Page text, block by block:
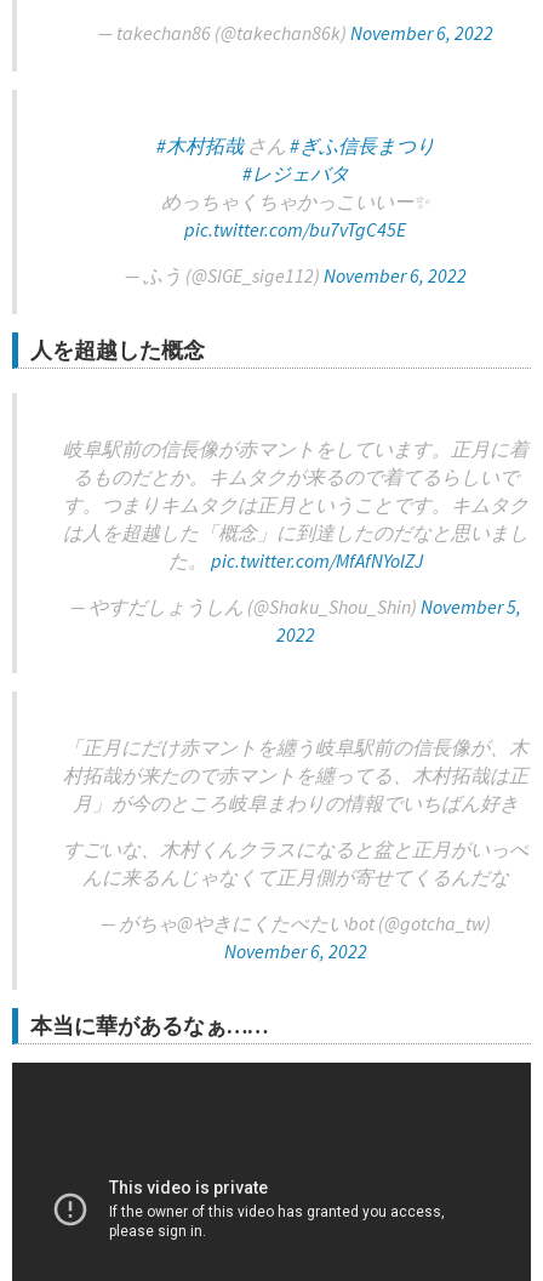
— takechan86 (@takechan86k) November 6, 2022
#木村拓哉さん #ぎふ信長まつり
#レジェバタ
めっちゃくちゃかっこいいー✨
pic.twitter.com/bu7vTgC45E
— ふう (@SIGE_sige112) November 6, 2022
人を超越した概念
岐阜駅前の信長像が赤マントをしています。正月に着
るものだとか。キムタクが来るので着てるらしいで
す。つまりキムタクは正月ということです。キムタク
は人を超越した「概念」に到達したのだなと思いまし
た。 pic.twitter.com/MfAfNYolZJ
— やすだしょうしん (@Shaku_Shou_Shin) November 5,
2022
「正月にだけ赤マントを纏う岐阜駅前の信長像が、木
村拓哉が来たので赤マントを纏ってる、木村拓哉は正
月」が今のところ岐阜まわりの情報でいちばん好き
すごいな、木村くんクラスになると盆と正月がいっぺ
んに来るんじゃなくて正月側が寄せてくるんだな
— がちゃ@やきにくたべたいbot (@gotcha_tw)
November 6, 2022
本当に華があるなぁ……